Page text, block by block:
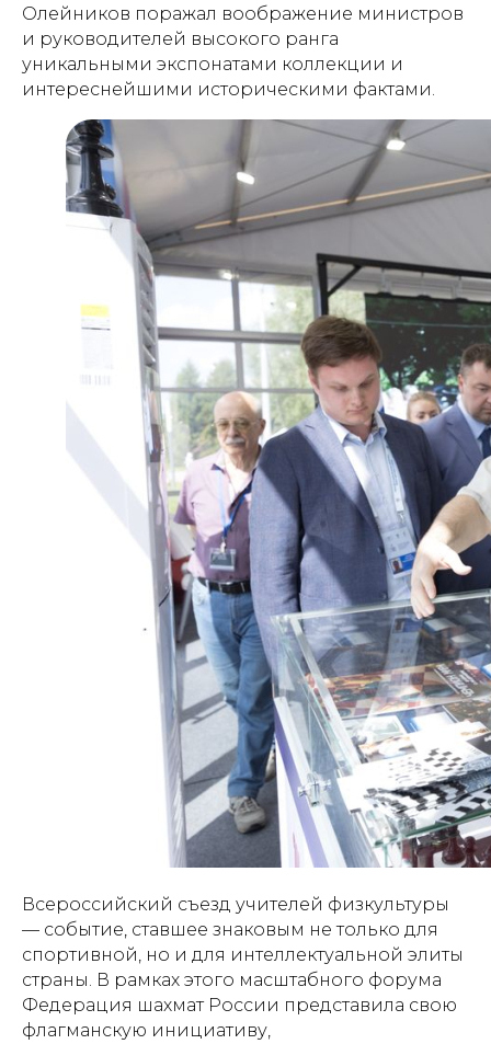
Олейников поражал воображение министров
и руководителей высокого ранга
уникальными экспонатами коллекции и
интереснейшими историческими фактами.
Всероссийский съезд учителей физкультуры
— событие, ставшее знаковым не только для
спортивной, но и для интеллектуальной элиты
страны. В рамках этого масштабного форума
Федерация шахмат России представила свою
флагманскую инициативу,